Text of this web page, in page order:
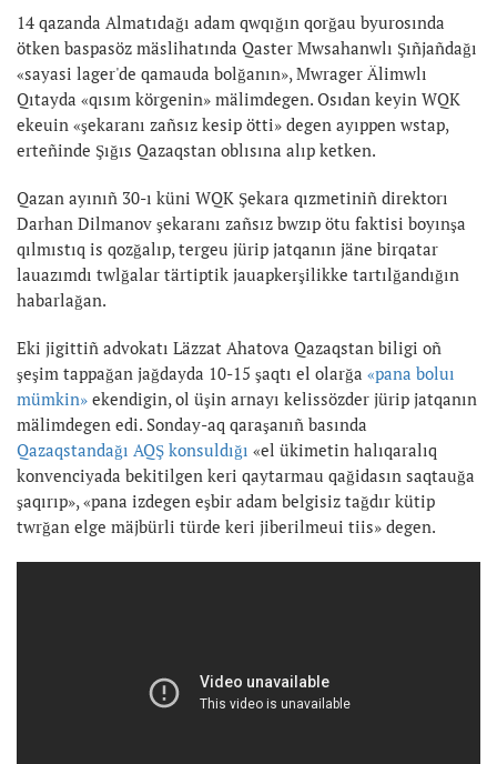
14 qazanda Almatıdağı adam qwqığın qorğau byurosında
ötken baspasöz mäslihatında Qaster Mwsahanwlı Şıñjañdağı
«sayasi lager'de qamauda bolğanın», Mwrager Älimwlı
Qıtayda «qısım körgenin» mälimdegen. Osıdan keyin WQK
ekeuin «şekaranı zañsız kesip ötti» degen ayıppen wstap,
erteñinde Şığıs Qazaqstan oblısına alıp ketken.
Qazan ayınıñ 30-ı küni WQK Şekara qızmetiniñ direktorı
Darhan Dilmanov şekaranı zañsız bwzıp ötu faktisi boyınşa
qılmıstıq is qozğalıp, tergeu jürip jatqanın jäne birqatar
lauazımdı twlğalar tärtiptik jauapkerşilikke tartılğandığın
habarlağan.
Eki jigittiñ advokatı Läzzat Ahatova Qazaqstan biligi oñ
şeşim tappağan jağdayda 10-15 şaqtı el olarğa «pana boluı
mümkin» ekendigin, ol üşin arnayı kelissözder jürip jatqanın
mälimdegen edi. Sonday-aq qaraşanıñ basında
Qazaqstandağı AQŞ konsuldığı «el ükimetin halıqaralıq
konvenciyada bekitilgen keri qaytarmau qağidasın saqtauğa
şaqırıp», «pana izdegen eşbir adam belgisiz tağdır kütip
twrğan elge mäjbürli türde keri jiberilmeui tiis» degen.